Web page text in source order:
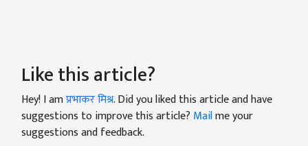
Like this article?
Hey! I amप्रभाकर मिश्र. Did you liked this article and have
suggestions to improve this article? Mailme your
suggestions and feedback.